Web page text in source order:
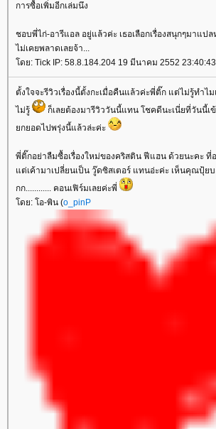
การซื้อเพิ่มอีกเล่มนึง
ชอบพี่ไก่-อารีแอล อยู่แล้วค่ะ เธอเลือกเรื่องสนุกๆมาแป
ไม่เคยพลาดเลยจ้า...
ดย: Tick IP: 58.8.184.204 19 มีนาคม 2552
ตั้งใจจะรีวิวเรื่องนี้ตั้งกะเมื่อคืนแล้วค่ะพี่ติ๊ก แต่ไม่รู้ทำไ
ไม่รู้
ก็เลยต้องมารีวิววันนี้แทน โชคดีนะเนี่ยที่วันนี้เ
กยอดไปพรุ่งนี้แล้วล่ะค่ะ
พี่ติ๊กอย่าลืมซื้อเรื่องใหม่ของคริสติน ฟีแฮน ด้วยนะคะ ที่
ต่เค้ามาเปลี่ยนเป็น วู๊ดซิสเตอร์ แทนอ่ะค่ะ เห็นคุณปุ้ยบ
กก............ คอนเฟิร์มเลยค่ะพี่
ดย: โอ-พิน (o_pinP